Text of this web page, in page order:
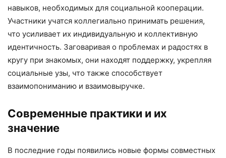
навыков, необходимых для социальной кооперации.
Участники учатся коллегиально принимать решения,
что усиливает их индивидуальную и коллективную
идентичность. Заговаривая о проблемах и радостях в
кругу при знакомых, они находят поддержку, укрепляя
социальные узы, что также способствует
взаимопониманию и взаимовыручке.
Современные практики и их
значение
В последние годы появились новые формы совместных